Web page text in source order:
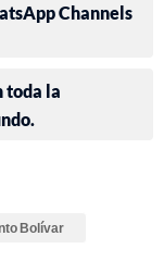
Channels
toda la
Bolívar